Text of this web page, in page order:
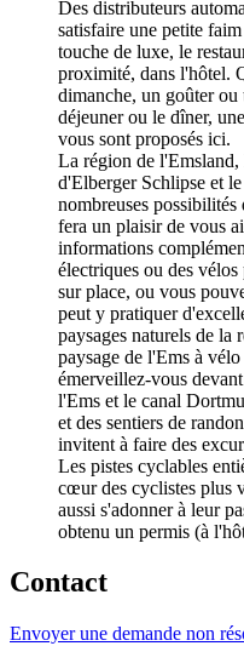
Des distributeurs
satisfaire une petite
touche de luxe, le
proximité, dans l'hôtel.
dimanche, un goûter
déjeuner ou le dîner,
vous sont proposés ici.
La région de
d'Elberger Schlipse et
nombreuses
fera un plaisir de vous
informations
électriques ou des
sur place, ou vous
peut y pratiquer
paysages naturels de la
paysage de l'Ems à
émerveillez-vous
l'Ems et le canal
et des sentiers de
invitent à faire des
Les pistes cyclables
cœur des cyclistes plus
aussi s'adonner à leur
obtenu un permis (à
Contact
Envoyer une demande non